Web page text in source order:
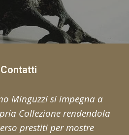
Contatti
Minguzzi si impegna a
Collezione rendendola
prestiti per mostre